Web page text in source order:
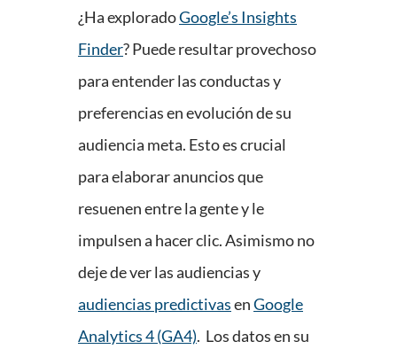
¿Ha exploradoGoogle’s Insights
Finder? Puede resultar provechoso
para entender las conductas y
preferencias en evolución de su
audiencia meta. Esto es crucial
para elaborar anuncios que
resuenen entre la gente y le
impulsen a hacer clic. Asimismo no
deje de ver las audiencias y
audiencias predictivasenGoogle
Analytics 4 (GA4). Los datos en su